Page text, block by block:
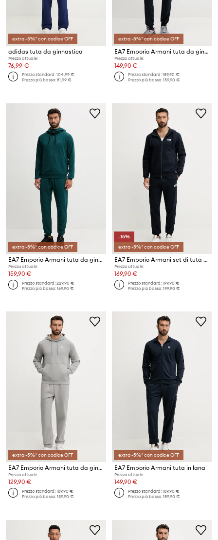
extra -5%* con codice OFF
adidas tuta da ginnastica
Prezzo attuale:
76,99 €
Prezzo standard:104,99 €
Prezzo più basso:81,99 €
extra -5%* con codice OFF
EA7 Emporio Armani tuta da ginnastica
Prezzo attuale:
149,90 €
Prezzo standard:189,90 €
Prezzo più basso:159,90 €
extra -5%* con codice OFF
EA7 Emporio Armani tuta da ginnastica
Prezzo attuale:
159,90 €
Prezzo standard:229,90 €
Prezzo più basso:169,90 €
-15%
extra -5%* con codice OFF
EA7 Emporio Armani set di tuta da uomo con cotone
Prezzo attuale:
169,90 €
Prezzo standard:199,90 €
Prezzo più basso:199,90 €
extra -5%* con codice OFF
EA7 Emporio Armani tuta da ginnastica
Prezzo attuale:
129,90 €
Prezzo standard:189,90 €
Prezzo più basso:139,90 €
extra -5%* con codice OFF
EA7 Emporio Armani tuta in lana
Prezzo attuale:
149,90 €
Prezzo standard:189,90 €
Prezzo più basso:159,90 €